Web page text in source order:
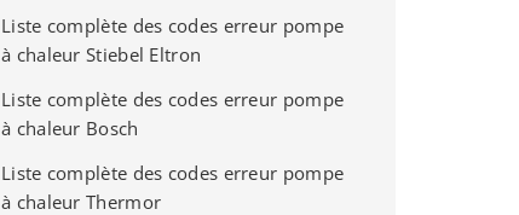
Liste complète des codes erreur pompe
à chaleur Stiebel Eltron
Liste complète des codes erreur pompe
à chaleur Bosch
Liste complète des codes erreur pompe
à chaleur Thermor